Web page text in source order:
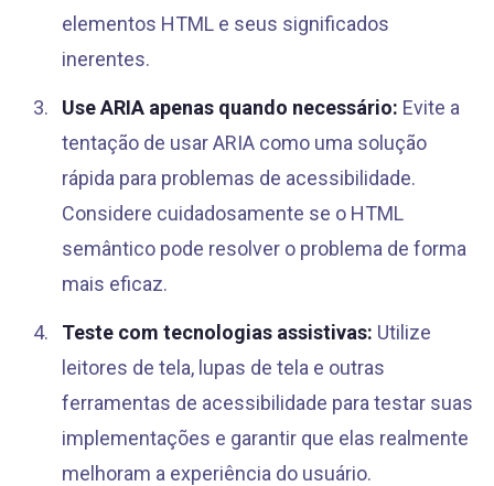
elementos HTML e seus significados
inerentes.
Use ARIA apenas quando necessário: Evite a
tentação de usar ARIA como uma solução
rápida para problemas de acessibilidade.
Considere cuidadosamente se o HTML
semântico pode resolver o problema de forma
mais eficaz.
Teste com tecnologias assistivas: Utilize
leitores de tela, lupas de tela e outras
ferramentas de acessibilidade para testar suas
implementações e garantir que elas realmente
melhoram a experiência do usuário.